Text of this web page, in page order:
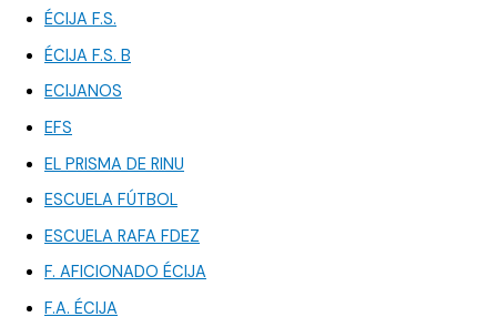
ÉCIJA F.S.
ÉCIJA F.S. B
ECIJANOS
EFS
EL PRISMA DE RINU
ESCUELA FÚTBOL
ESCUELA RAFA FDEZ
F. AFICIONADO ÉCIJA
F.A. ÉCIJA